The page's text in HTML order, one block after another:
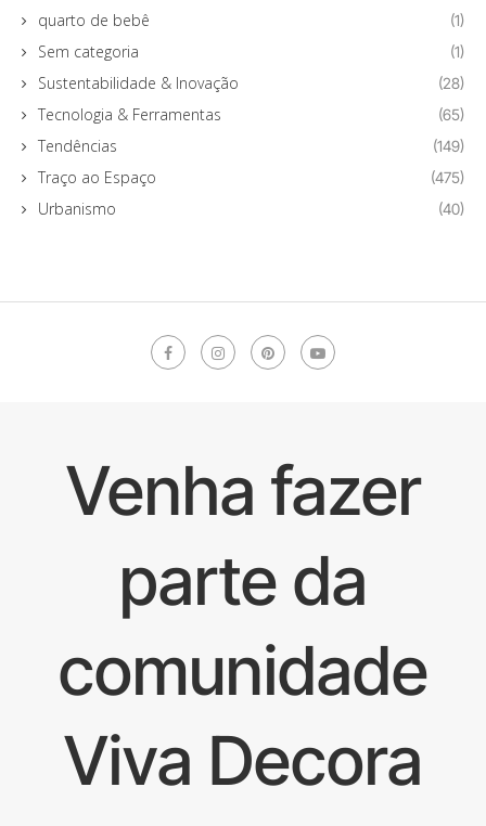
quarto de bebê (1)
Sem categoria (1)
Sustentabilidade & Inovação (28)
Tecnologia & Ferramentas (65)
Tendências (149)
Traço ao Espaço (475)
Urbanismo (40)
Venha fazer
parte da
comunidade
Viva Decora